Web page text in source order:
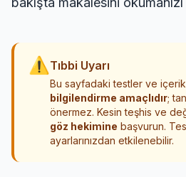
⚠ Tıbbi Uyarı
Bu sayfadaki testler ve
bilgilendirme amaçlıdır;
önermez. Kesin teşhis ve
göz hekimine başvurun.
ayarlarınızdan etkilenebilir.